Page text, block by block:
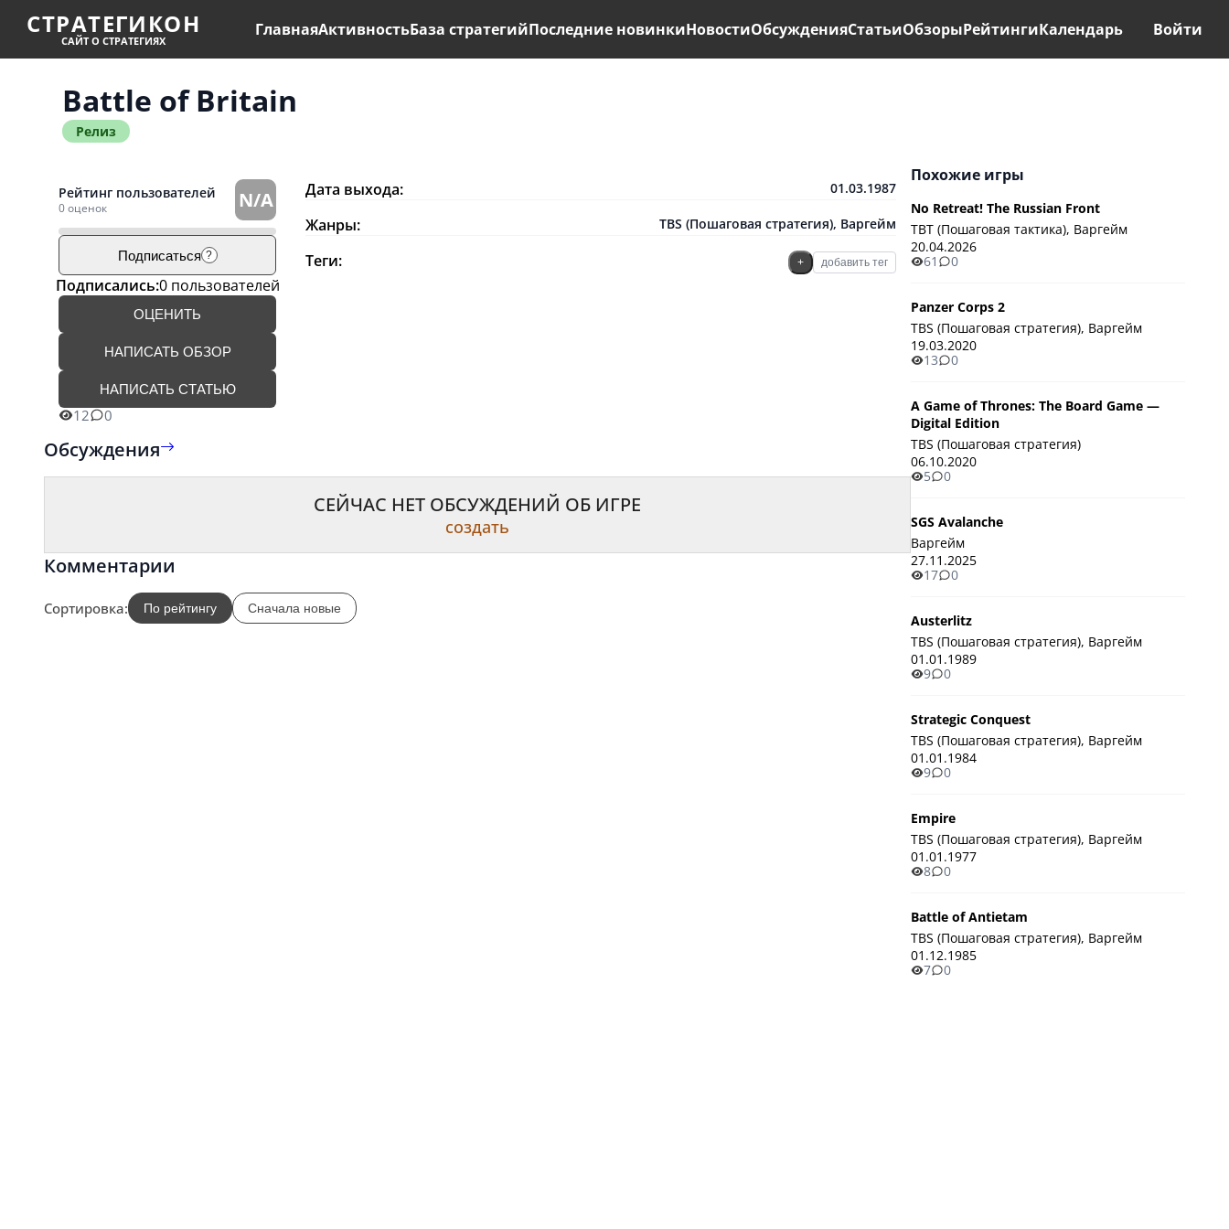
СТРАТЕГИКОН
САЙТ О СТРАТЕГИЯХ
ГлавнаяАктивностьБаза стратегийПоследние новинкиНовостиОбсужденияСтатьиОбзорыРейтингиКалендарь Войти
Battle of Britain
Релиз
Рейтинг пользователей
0 оценок N/A
Подписаться ?
Подписались:0 пользователей
ОЦЕНИТЬ
НАПИСАТЬ ОБЗОР
НАПИСАТЬ СТАТЬЮ
12 0
Дата выхода: 01.03.1987
Жанры: TBS (Пошаговая стратегия), Варгейм
Теги: + добавить тег
Обсуждения
СЕЙЧАС НЕТ ОБСУЖДЕНИЙ ОБ ИГРЕ
создать
Комментарии
Сортировка: По рейтингу Сначала новые
Похожие игры
No Retreat! The Russian Front
TBT (Пошаговая тактика), Варгейм
20.04.2026
61
0
Panzer Corps 2
TBS (Пошаговая стратегия), Варгейм
19.03.2020
13
0
A Game of Thrones: The Board Game —
Digital Edition
TBS (Пошаговая стратегия)
06.10.2020
5
0
SGS Avalanche
Варгейм
27.11.2025
17
0
Austerlitz
TBS (Пошаговая стратегия), Варгейм
01.01.1989
9
0
Strategic Conquest
TBS (Пошаговая стратегия), Варгейм
01.01.1984
9
0
Empire
TBS (Пошаговая стратегия), Варгейм
01.01.1977
8
0
Battle of Antietam
TBS (Пошаговая стратегия), Варгейм
01.12.1985
7
0